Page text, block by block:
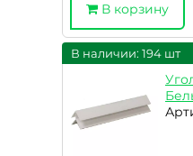
В корзину
В наличии: 194 шт